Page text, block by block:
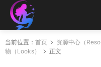
当前位置： 首页 资源中心（
物（Looks）
正文